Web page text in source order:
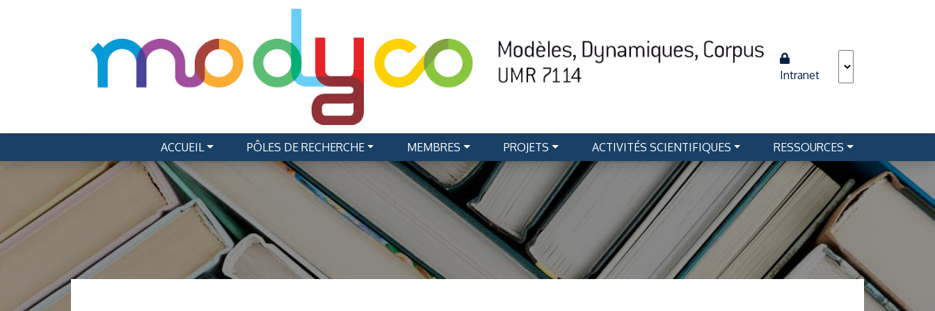
Intranet
Navigation principale
ACCUEIL PÔLES DE RECHERCHE MEMBRES PROJETS ACTIVITÉS SCIENTIFIQUES RESSOURCES